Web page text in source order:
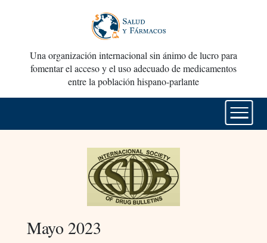
Una organización internacional sin ánimo de lucro para
fomentar el acceso y el uso adecuado de medicamentos
entre la población hispano-parlante
Mayo 2023